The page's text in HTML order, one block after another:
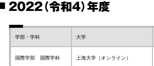
2022（令和4）年度
学部・学科 大学
国際学部 国際学科 上海大学（オンライン）